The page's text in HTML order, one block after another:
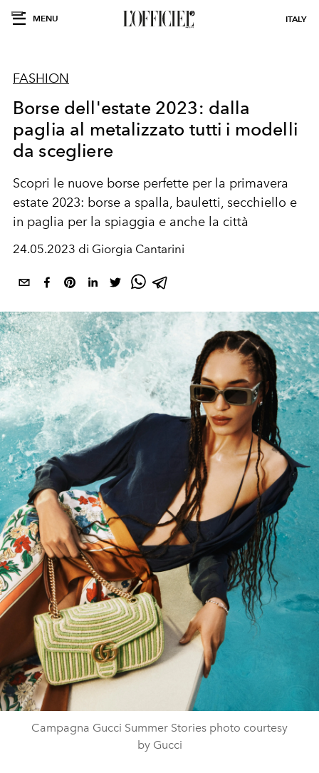
MENU ITALY
FASHION
Borse dell'estate 2023: dalla
paglia al metalizzato tutti i modelli
da scegliere
Scopri le nuove borse perfette per la primavera
estate 2023: borse a spalla, bauletti, secchiello e
in paglia per la spiaggia e anche la città
24.05.2023 di Giorgia Cantarini
Campagna Gucci Summer Stories photo courtesy
by Gucci